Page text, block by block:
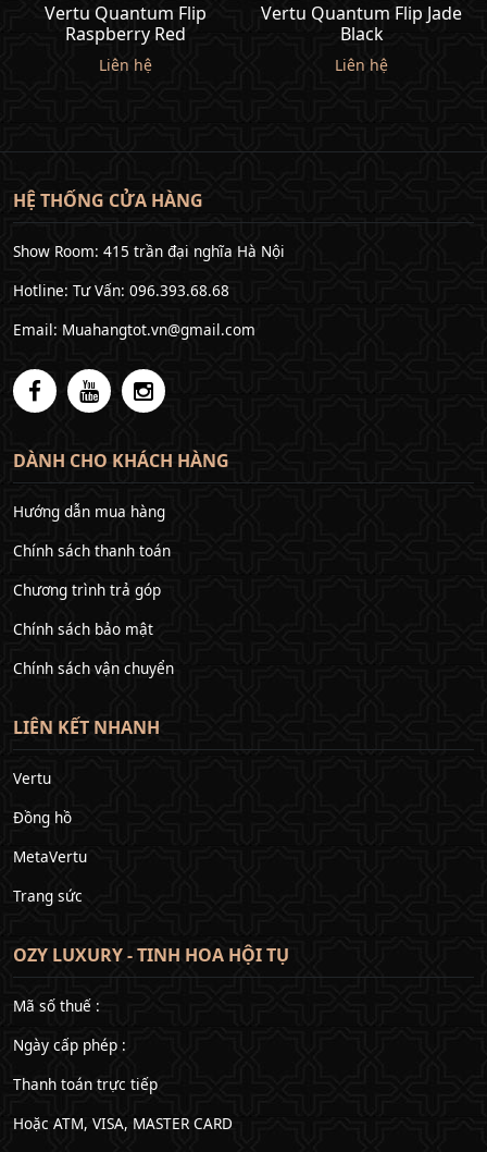
Vertu Quantum Flip
Raspberry Red
Liên hệ
Vertu Quantum Flip Jade
Black
Liên hệ
HỆ THỐNG CỬA HÀNG
Show Room: 415 trần đại nghĩa Hà Nội
Hotline: Tư Vấn: 096.393.68.68
Email: Muahangtot.vn@gmail.com
DÀNH CHO KHÁCH HÀNG
Hướng dẫn mua hàng
Chính sách thanh toán
Chương trình trả góp
Chính sách bảo mật
Chính sách vận chuyển
LIÊN KẾT NHANH
Vertu
Đồng hồ
MetaVertu
Trang sức
OZY LUXURY - TINH HOA HỘI TỤ
Mã số thuế :
Ngày cấp phép :
Thanh toán trực tiếp
Hoặc ATM, VISA, MASTER CARD